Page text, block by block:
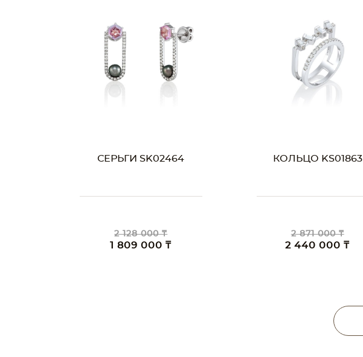
СЕРЬГИ SK02464
2 128 000 ₸
1 809 000 ₸
КОЛЬЦО KS01863
2 871 000 ₸
2 440 000 ₸